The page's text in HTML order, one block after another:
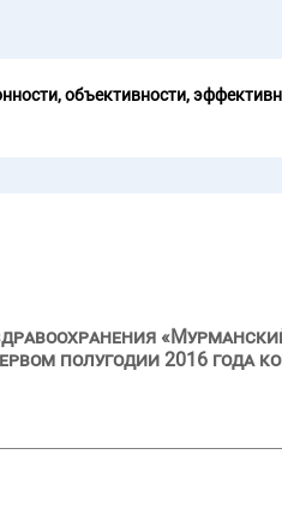
объективности,
полугодии 2016 года